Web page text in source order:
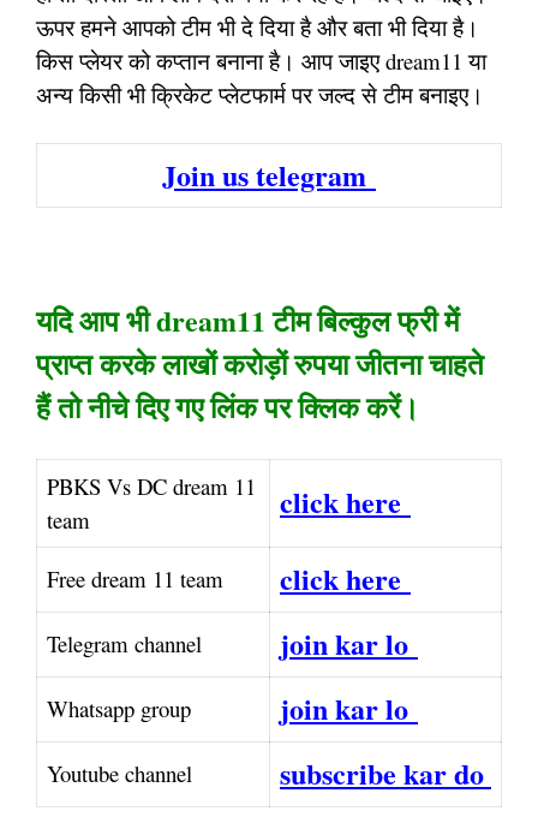
ऊपर हमने आपको टीम भी दे दिया है और बता भी दिया है।
किस प्लेयर को कप्तान बनाना है। आप जाइए dream11 या
अन्य किसी भी क्रिकेट प्लेटफार्म पर जल्द से टीम बनाइए।
Join us telegram
यदि आप भी dream11 टीम बिल्कुल फ्री में
प्राप्त करके लाखों करोड़ों रुपया जीतना चाहते
हैं तो नीचे दिए गए लिंक पर क्लिक करें।
PBKS Vs DC dream 11
team
click here
Free dream 11 team click here
Telegram channel join kar lo
Whatsapp group join kar lo
Youtube channel subscribe kar do